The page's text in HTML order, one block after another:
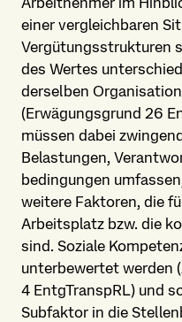
einer vergleichbaren
Vergütungs­strukturen
des Wertes
derselben
(Erwägungsgrund 26
müssen dabei
Belastungen,
bedingungen
weitere Faktoren, die
Arbeitsplatz bzw. die
sind. Soziale
unterbewertet werden
4 EntgTranspRL) und
Subfaktor in die